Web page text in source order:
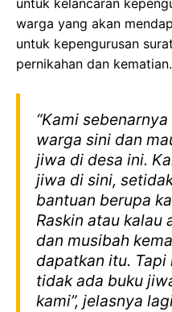
untuk kelancaran
warga yang akan
untuk kepengurusan
pernikahan dan kematian.
“Kami
warga sini dan
jiwa di desa ini.
jiwa di sini,
bantuan berupa
Raskin atau kalau
dan musibah
dapatkan itu.
tidak ada buku
kami”, jelasnya